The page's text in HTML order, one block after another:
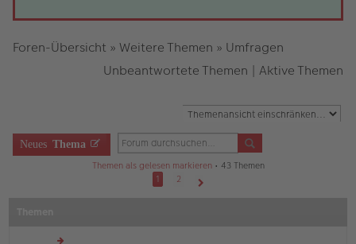
Foren-Übersicht » Weitere Themen » Umfragen
Unbeantwortete Themen | Aktive Themen
Neues Thema
Themen als gelesen markieren• 43 Themen
1
2